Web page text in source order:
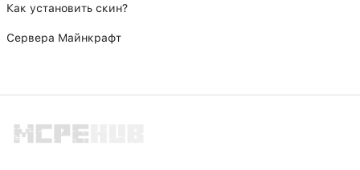
Как установить скин?
Сервера Майнкрафт